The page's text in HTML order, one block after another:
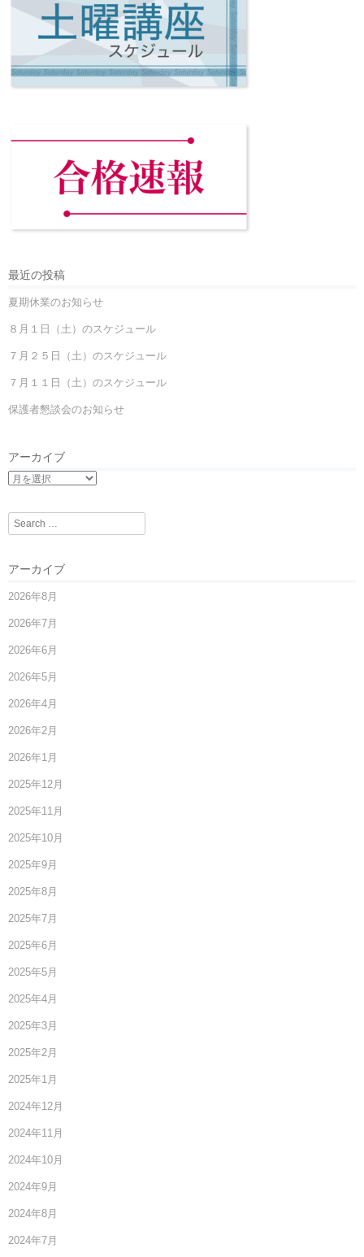
最近の投稿
夏期休業のお知らせ
８月１日（土）のスケジュール
７月２５日（土）のスケジュール
７月１１日（土）のスケジュール
保護者懇談会のお知らせ
アーカイブ
Search
アーカイブ
2026年8月
2026年7月
2026年6月
2026年5月
2026年4月
2026年2月
2026年1月
2025年12月
2025年11月
2025年10月
2025年9月
2025年8月
2025年7月
2025年6月
2025年5月
2025年4月
2025年3月
2025年2月
2025年1月
2024年12月
2024年11月
2024年10月
2024年9月
2024年8月
2024年7月